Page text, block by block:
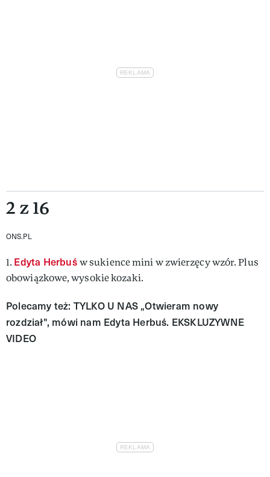
2 z 16
ONS.PL
1. Edyta Herbuśw sukience mini w zwierzęcy wzór. Plus
obowiązkowe, wysokie kozaki.
Polecamy też: TYLKO U NAS „Otwieram nowy
rozdział", mówi nam Edyta Herbuś. EKSKLUZYWNE
VIDEO